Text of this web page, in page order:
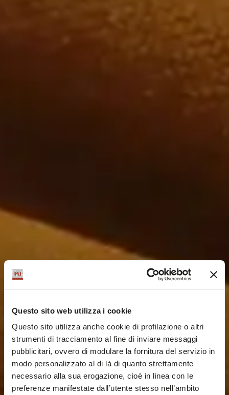
Questo sito web utilizza i cookie
Questo sito utilizza anche cookie di profilazione o altri
strumenti di tracciamento al fine di inviare messaggi
pubblicitari, ovvero di modulare la fornitura del servizio in
modo personalizzato al di là di quanto strettamente
necessario alla sua erogazione, cioè in linea con le
preferenze manifestate dall’utente stesso nell’ambito